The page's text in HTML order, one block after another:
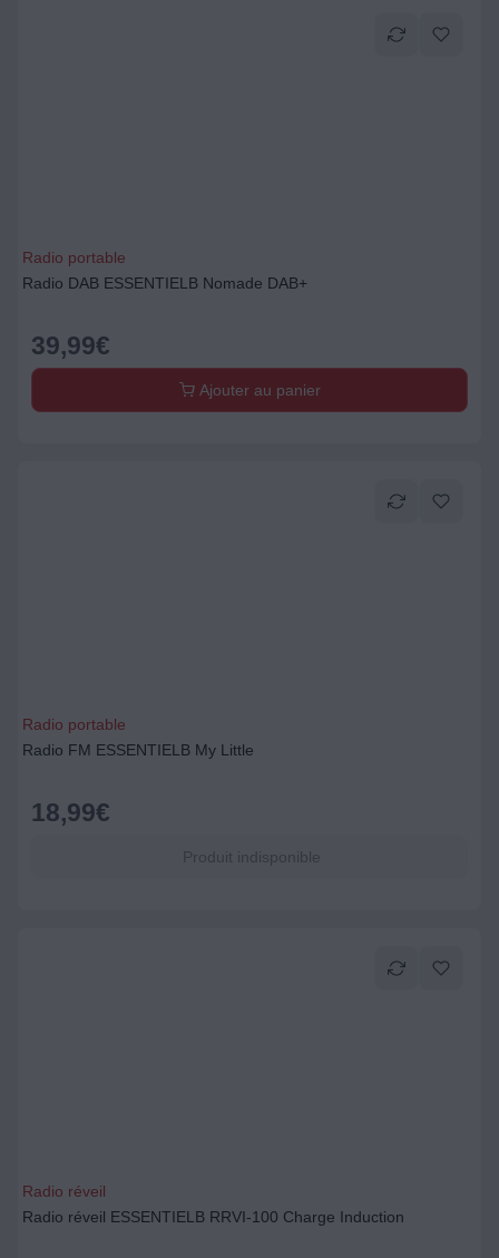
Radio portable
Radio DAB ESSENTIELB Nomade DAB+
39,99€
Ajouter au panier
Radio portable
Radio FM ESSENTIELB My Little
18,99€
Produit indisponible
Radio réveil
Radio réveil ESSENTIELB RRVI-100 Charge Induction